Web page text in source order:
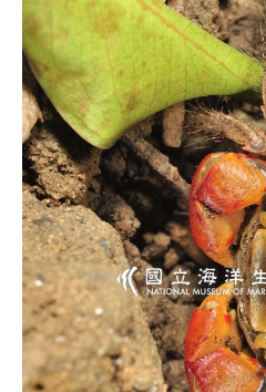
音
源
訊
息
發
布
諮
詢
服
務
會
專